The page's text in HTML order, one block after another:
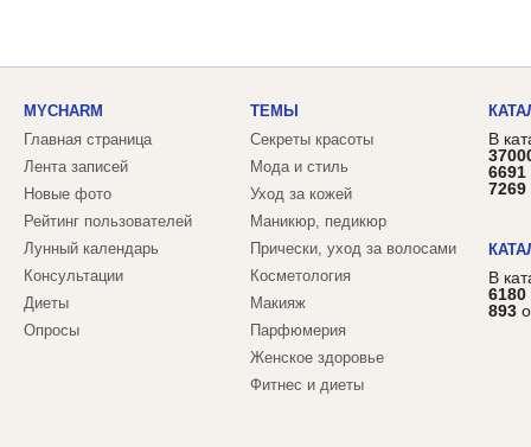
MYCHARM
Главная страница
Лента записей
Новые фото
Рейтинг пользователей
Лунный календарь
Консультации
Диеты
Опросы
ТЕМЫ
Секреты красоты
Мода и стиль
Уход за кожей
Маникюр, педикюр
Прически, уход за волосами
Косметология
Макияж
Парфюмерия
Женское здоровье
Фитнес и диеты
В
6691
7269
В
6180
893